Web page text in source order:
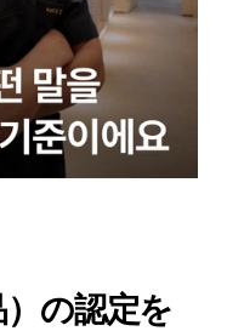
の認定を